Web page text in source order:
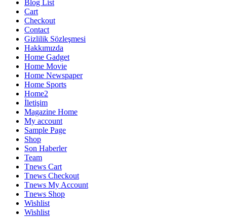
Blog List
Cart
Checkout
Contact
Gizlilik Sözleşmesi
Hakkımızda
Home Gadget
Home Movie
Home Newspaper
Home Sports
Home2
İletişim
Magazine Home
My account
Sample Page
Shop
Son Haberler
Team
Tnews Cart
Tnews Checkout
Tnews My Account
Tnews Shop
Wishlist
Wishlist